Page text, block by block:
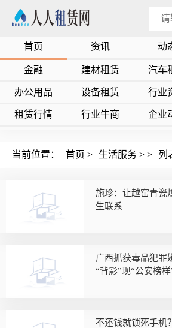
首页 资讯 动
金融 建材租赁 汽车
办公用品 设备租赁 行业
租赁行情 行业牛商 企业
当前位置： 首页 > 生活服务 > > 列
施珍：让越窑青瓷
生联系
广西抓获毒品犯罪
“背影”现“公安榜
不还钱就锁死手机